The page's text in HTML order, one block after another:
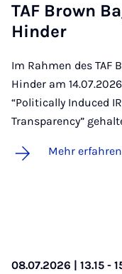
TAF Brown
Hin­der
Im Rahmen des TAF
Hinder am
“Politically Induced
Transparency”
Mehr erfahren
08.07.2026 | 13.15 -